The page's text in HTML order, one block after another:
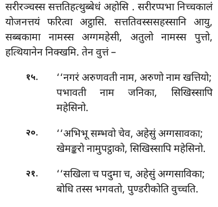
सरीरञ्चस्स सत्ततिहत्थुब्बेधं अहोसि . सरीरप्पभा निच्चकालं
योजनत्तयं फरित्वा अट्ठासि. सत्ततिवस्ससहस्सानि आयु,
सब्बकामा नामस्स अग्गमहेसी, अतुलो नामस्स पुत्तो,
हत्थियानेन निक्खमि. तेन वुत्तं –
१५. ‘‘नगरंअरुणवती नाम, अरुणो नाम खत्तियो;
पभावती नाम जनिका, सिखिस्सापि
महेसिनो.
२०.
‘‘अभिभू सम्भवो चेव, अहेसुं अग्गसावका;
खेमङ्करो नामुपट्ठाको, सिखिस्सापि महेसिनो.
२१.
‘‘सखिला च पदुमा च, अहेसुं अग्गसाविका;
बोधि तस्स भगवतो, पुण्डरीकोति वुच्चति.